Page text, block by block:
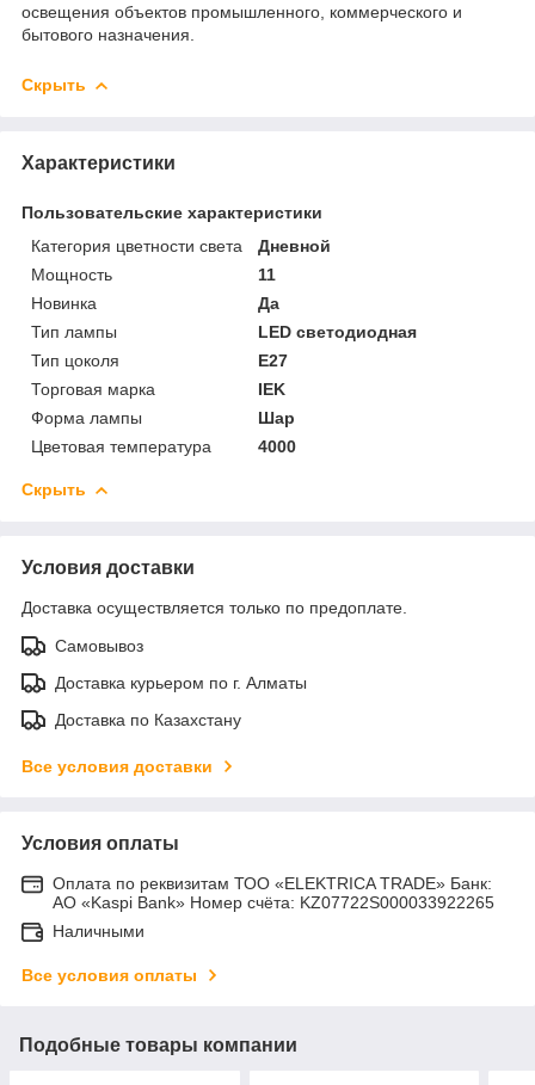
освещения объектов промышленного, коммерческого и
бытового назначения.
Скрыть
Характеристики
Пользовательские характеристики
Категория цветности света
Дневной
Мощность
11
Новинка
Да
Тип лампы
LED светодиодная
Тип цоколя
E27
Торговая марка
IEK
Форма лампы
Шар
Цветовая температура
4000
Скрыть
Условия доставки
Доставка осуществляется только по предоплате.
Самовывоз
Доставка курьером по г. Алматы
Доставка по Казахстану
Все условия доставки
Условия оплаты
Оплата по реквизитам ТОО «ELEKTRICA TRADE» Банк:
АО «Kaspi Bank» Номер счёта: KZ07722S000033922265
Наличными
Все условия оплаты
Подобные товары компании